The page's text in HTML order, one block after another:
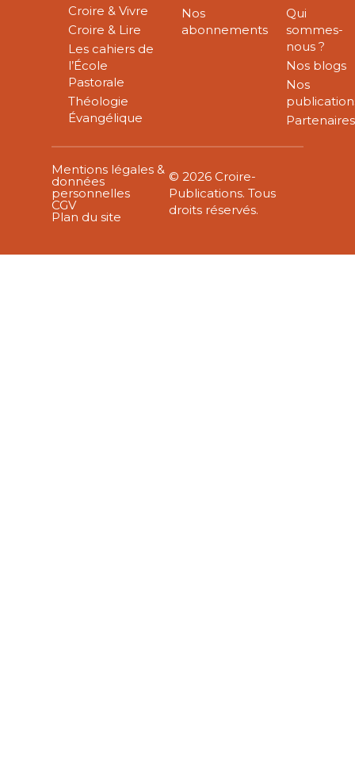
Croire & Vivre
Croire & Lire
Les cahiers de
l’École
Pastorale
Théologie
Évangélique
Nos
abonnements
Qui
sommes-
nous ?
Nos blogs
Nos
Partenaires
Mentions légales &
données
personnelles
CGV
Plan du site
© 2026 Croire-
Publications. Tous
droits réservés.